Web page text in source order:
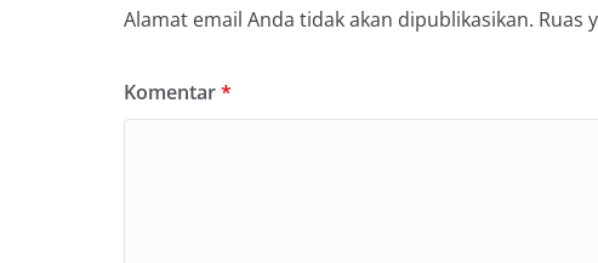
Alamat email Anda tidak akan dipublikasikan. Ruas
Komentar*